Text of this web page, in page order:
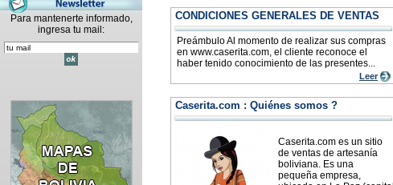
Para mantenerte informado,
ingresa tu mail:
CONDICIONES GENERALES DE VENTAS
Preámbulo Al momento de realizar sus compras
en www.caserita.com, el cliente reconoce el
haber tenido conocimiento de las presentes...
Leer
Caserita.com : Quiénes somos ?
Caserita.com es un sitio
de ventas de artesanía
boliviana. Es una
pequeña empresa,